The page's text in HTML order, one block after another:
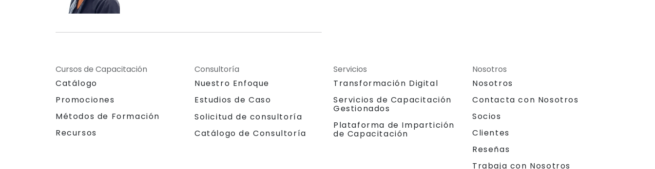
Cursos de Capacitación
Catálogo
Promociones
Métodos de Formación
Recursos
Consultoría
Nuestro Enfoque
Estudios de Caso
Solicitud de consultoría
Catálogo de Consultoría
Servicios
Transformación Digital
Servicios de Capacitación
Gestionados
Plataforma de Impartición
de Capacitación
Nosotros
Nosotros
Contacta con Nosotros
Socios
Clientes
Reseñas
Trabaja con Nosotros